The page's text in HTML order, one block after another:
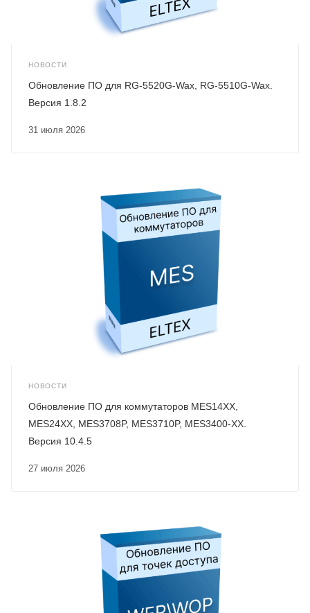
НОВОСТИ
31 июля 2026
Обновление ПО для RG-5520G-Wax, RG-5510G-Wax.
Версия 1.8.2
НОВОСТИ
27 июля 2026
Обновление ПО для коммутаторов MES14XX,
MES24XX, MES3708P, MES3710P, MES3400-XX.
Версия 10.4.5